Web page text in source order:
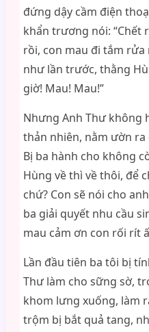
đứng dậy cầm điện
khẩn trương nói: “Chết
rồi, con mau đi tắm
như lần trước, thằng
giờ! Mau! Mau!”
Nhưng Anh Thư không
thản nhiên, nằm ườn
Bị ba hành cho không
Hùng về thì về thôi, để
chứ? Con sẽ nói cho
ba giải quyết nhu cầu
mau cảm ơn con rối rít
Lần đầu tiên ba tôi bị
Thư làm cho sững sờ,
khom lưng xuống, làm
trộm bị bắt quả tang,